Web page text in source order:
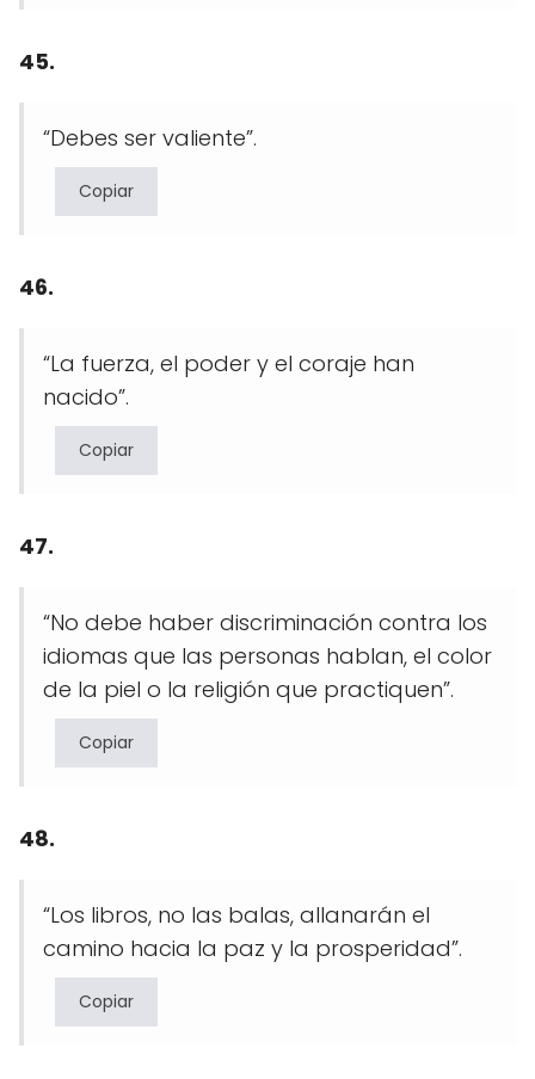
45.
“Debes ser valiente”.
Copiar
46.
“La fuerza, el poder y el coraje han
nacido”.
Copiar
47.
“No debe haber discriminación contra los
idiomas que las personas hablan, el color
de la piel o la religión que practiquen”.
Copiar
48.
“Los libros, no las balas, allanarán el
camino hacia la paz y la prosperidad”.
Copiar